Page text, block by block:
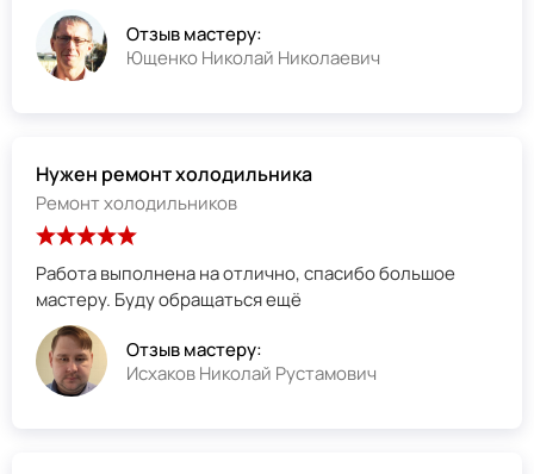
Отзыв мастеру:
Ющенко Николай Николаевич
Нужен ремонт холодильника
Ремонт холодильников
Работа выполнена на отлично, спасибо большое
мастеру. Буду обращаться ещё
Отзыв мастеру:
Исхаков Николай Рустамович